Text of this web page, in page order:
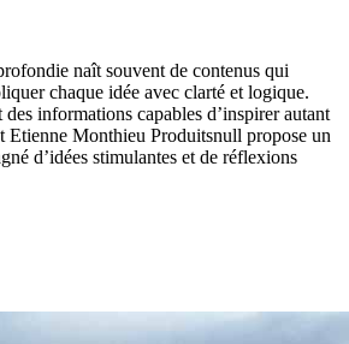
naît souvent de contenus qui
chaque idée avec clarté et logique.
informations capables d’inspirer autant
Etienne Monthieu Produitsnull propose un
d’idées stimulantes et de réflexions